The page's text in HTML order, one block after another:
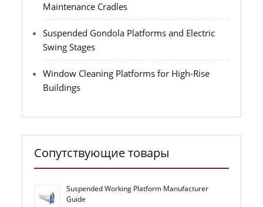
Maintenance Cradles
Suspended Gondola Platforms and Electric
Swing Stages
Window Cleaning Platforms for High-Rise
Buildings
Сопутствующие товары
Suspended Working Platform Manufacturer
Guide